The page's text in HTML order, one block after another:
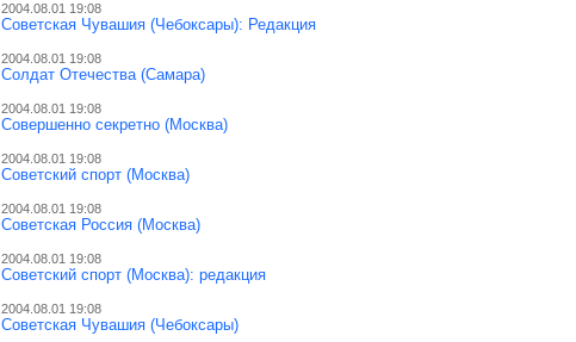
2004.08.01 19:08
Советская Чувашия (Чебоксары): Редакция
2004.08.01 19:08
Солдат Отечества (Самара)
2004.08.01 19:08
Совершенно секретно (Москва)
2004.08.01 19:08
Советский спорт (Москва)
2004.08.01 19:08
Советская Россия (Москва)
2004.08.01 19:08
Советский спорт (Москва): редакция
2004.08.01 19:08
Советская Чувашия (Чебоксары)